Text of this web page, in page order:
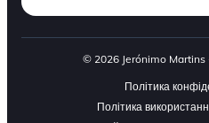
© 2026 Jerónimo Martins
Політика
Політика